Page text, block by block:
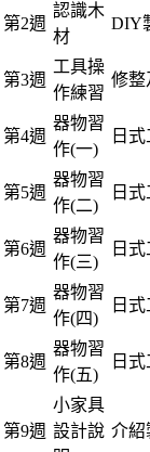
第2週
認識木
材
DIY
第3週
工具操
作練習
修整
第4週
器物習
作(一)
日
第5週
器物習
作(二)
日
第6週
器物習
作(三)
日
第7週
器物習
作(四)
日
第8週
器物習
作(五)
日
第9週
小家具
設計說 介紹